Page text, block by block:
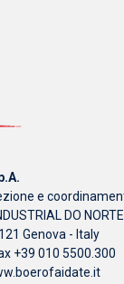
e
DO
Genova - Italy
+39 010 5500.300